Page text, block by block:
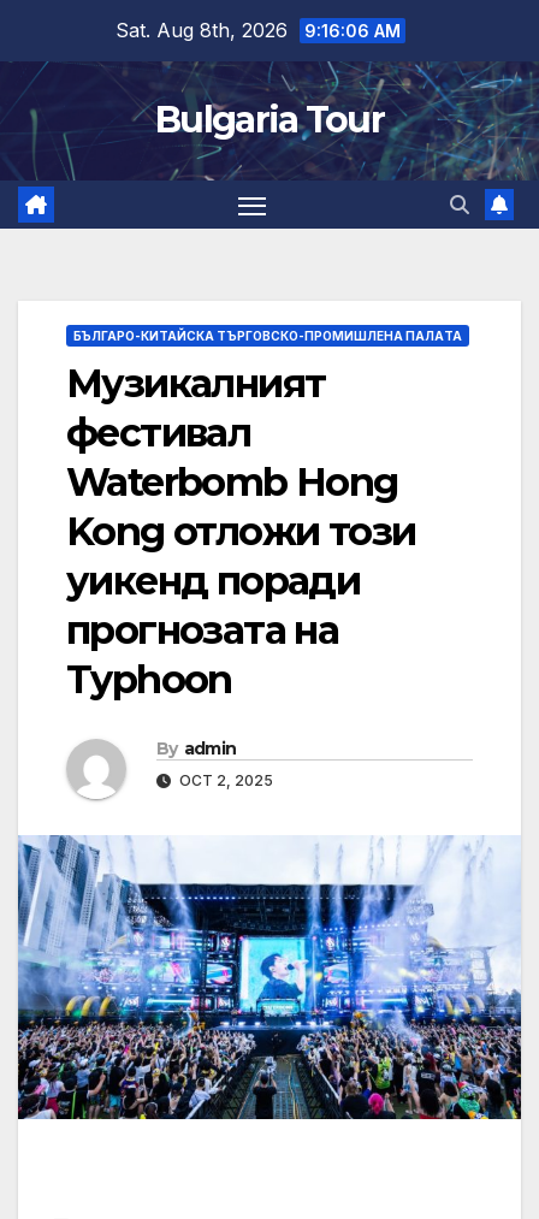
content
Sat. Aug 8th, 2026 9:16:07 AM
Bulgaria Tour
БЪЛГАРО-КИТАЙСКА ТЪРГОВСКО-ПРОМИШЛЕНА ПАЛAТА
Музикалният
фестивал
Waterbomb Hong
Kong отложи този
уикенд поради
прогнозата на
Typhoon
By admin
OCT 2, 2025